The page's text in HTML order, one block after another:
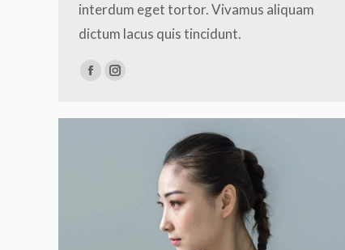
interdum eget tortor. Vivamus aliquam
dictum lacus quis tincidunt.
FacebookInstagram